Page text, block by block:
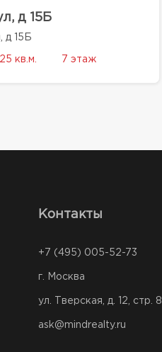
д 15Б
д 15Б
кв.м. 7 этаж
Контакты
+7 (495) 005-52-73
г. Москва
ул. Тверская, д. 12, стр. 8
ask@mindrealty.ru